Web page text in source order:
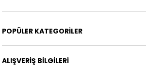
POPÜLER KATEGORİLER
ALIŞVERİŞ BİLGİLERİ